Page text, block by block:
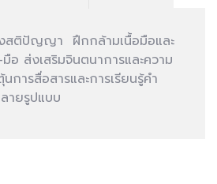
สติปัญญา ฝึกกล้ามเนื้อมือและ
อ ส่งเสริมจินตนาการและความ
การสื่อสารและการเรียนรู้คำ
ายรูปแบบ